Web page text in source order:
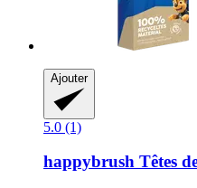
Ajouter
5.0 (1)
happybrush Têtes